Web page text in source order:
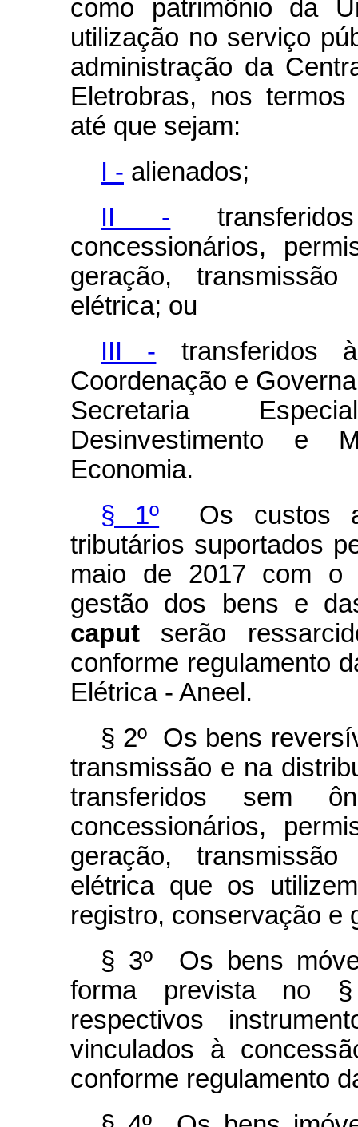
como patrimônio da
utilização no serviço
administração da
Eletrobras, nos
até que sejam:
I - alienados;
II -
concessionários,
geração,
elétrica; ou
III - transferidos
Coordenação e
Secretaria
Desinvestimento e
Economia.
§ 1º Os custos
tributários suportados
maio de 2017 com o
gestão dos bens e
caput serão
conforme regulamento
Elétrica - Aneel.
§ 2º Os bens
transmissão e na
transferidos sem
concessionários,
geração,
elétrica que os
registro, conservação e
§ 3º Os bens
forma prevista no
respectivos
vinculados à
conforme regulamento